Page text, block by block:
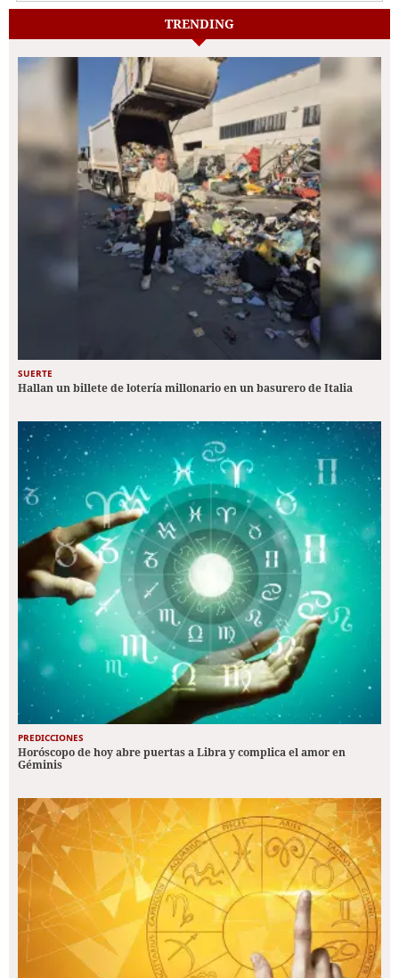
TRENDING
SUERTE
Hallan un billete de lotería millonario en un basurero de Italia
PREDICCIONES
Horóscopo de hoy abre puertas a Libra y complica el amor en
Géminis